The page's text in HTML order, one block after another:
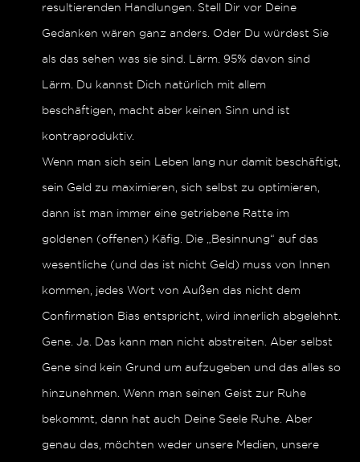
resultierenden Handlungen. Stell Dir vor Deine
Gedanken wären ganz anders. Oder Du würdest Sie
als das sehen was sie sind. Lärm. 95% davon sind
Lärm. Du kannst Dich natürlich mit allem
beschäftigen, macht aber keinen Sinn und ist
kontraproduktiv.
Wenn man sich sein Leben lang nur damit beschäftigt,
sein Geld zu maximieren, sich selbst zu optimieren,
dann ist man immer eine getriebene Ratte im
goldenen (offenen) Käfig. Die „Besinnung“ auf das
wesentliche (und das ist nicht Geld) muss von Innen
kommen, jedes Wort von Außen das nicht dem
Confirmation Bias entspricht, wird innerlich abgelehnt.
Gene. Ja. Das kann man nicht abstreiten. Aber selbst
Gene sind kein Grund um aufzugeben und das alles so
hinzunehmen. Wenn man seinen Geist zur Ruhe
bekommt, dann hat auch Deine Seele Ruhe. Aber
genau das, möchten weder unsere Medien, unsere